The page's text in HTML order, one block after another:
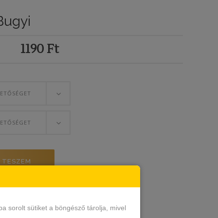
1190 Ft
TESZEM
sorolt sütiket a böngésző tárolja, mivel